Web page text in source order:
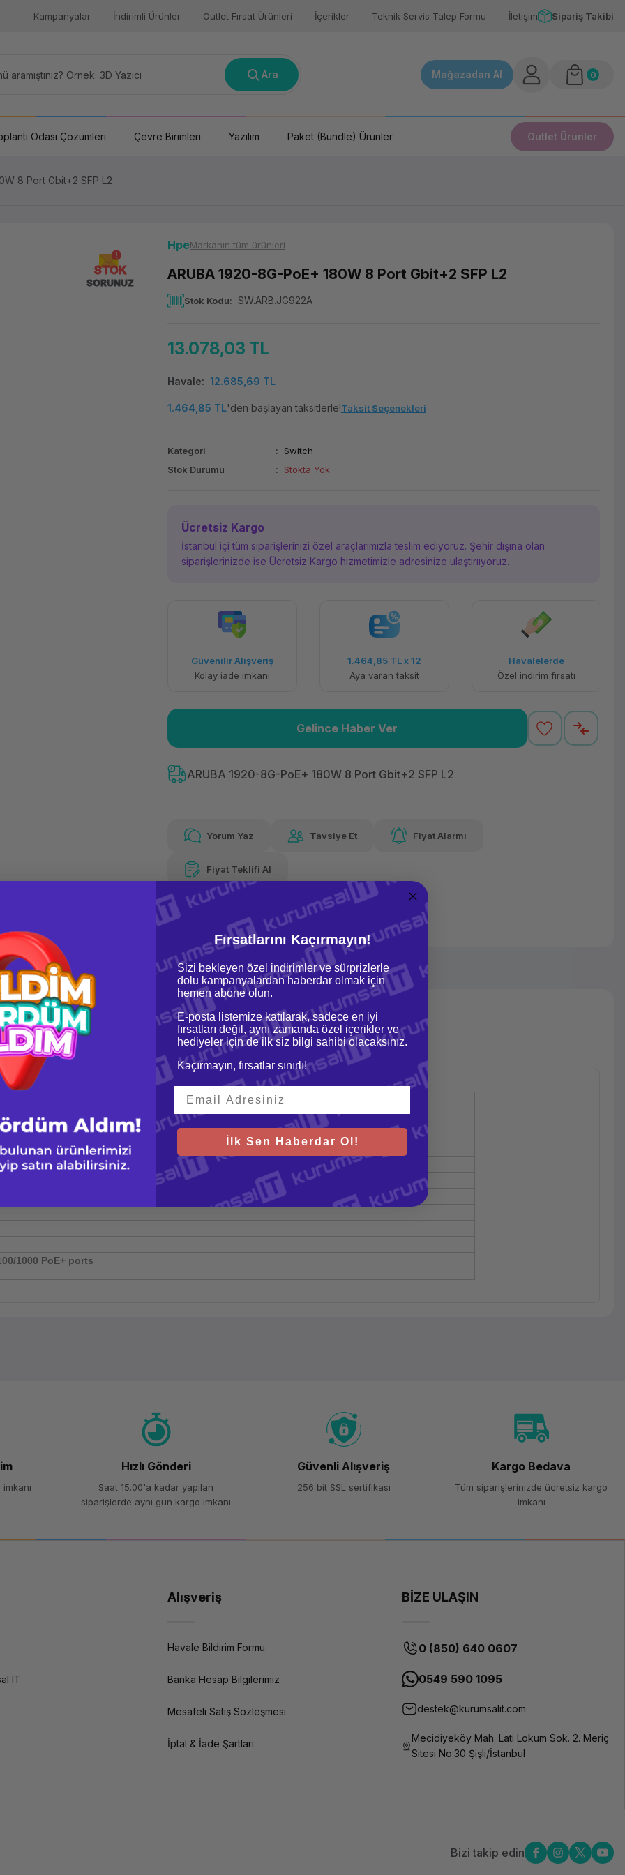
Kampanyalar İndirimli Ürünler Outlet Fırsat Ürünleri İçerikler Teknik Servis Talep Formu İletişim Sipariş Takibi
Ara Mağazadan Al 0
Odası Çözümleri Çevre Birimleri Yazılım Paket (Bundle) Ürünler Outlet Ürünler
8 Port Gbit+2 SFP L2
STOK
SORUNUZ
HpeMarkanın tüm ürünleri
ARUBA 1920-8G-PoE+ 180W 8 Port Gbit+2 SFP L2
Stok Kodu SW.ARB.JG922A
13.078,03 TL
Havale 12.685,69 TL
1.464,85 TL'den başlayan taksitlerle!Taksit Seçenekleri
Kategori
Switch
Stok Durumu
Stokta Yok
Ücretsiz Kargo
İstanbul içi tüm siparişlerinizi özel araçlarımızla teslim ediyoruz. Şehir dışına olan
siparişlerinizde ise Ücretsiz Kargo hizmetimizle adresinize ulaştırııyoruz.
Güvenilir Alışveriş
Kolay iade imkanı
1.464,85 TLx 12
Aya varan taksit
Havalelerde
Özel indirim fırsatı
Gelince Haber Ver
ARUBA 1920-8G-PoE+ 180W 8 Port Gbit+2 SFP L2
Yorum Yaz Tavsiye Et Fiyat Alarmı
Fiyat Teklifi Al
& Cevap Taksit Seçenekleri
1000 PoE+ ports
Hızlı Gönderi
Saat 15.00'a kadar yapılan
siparişlerde aynı gün kargo imkanı
Güvenli Alışveriş
256 bit SSL sertifikası
Kargo Bedava
Tüm siparişlerinizde ücretsiz kargo
imkanı
IT
Alışveriş
Havale Bildirim Formu
Banka Hesap Bilgilerimiz
Mesafeli Satış Sözleşmesi
İptal & İade Şartları
BİZE ULAŞIN
0 (850) 640 0607
0549 590 1095
destek@kurumsalit.com
Mecidiyeköy Mah. Lati Lokum Sok. 2. Meriç
Sitesi No:30 Şişli/İstanbul
Bizi takip edin
Fırsatlarını Kaçırmayın!
Sizi bekleyen özel indirimler ve sürprizlerle
dolu kampanyalardan haberdar olmak için
hemen abone olun.
E-posta listemize katılarak, sadece en iyi
fırsatları değil, aynı zamanda özel içerikler ve
hediyeler için de ilk siz bilgi sahibi olacaksınız.
Kaçırmayın, fırsatlar sınırlı!
İlk Sen Haberdar Ol!